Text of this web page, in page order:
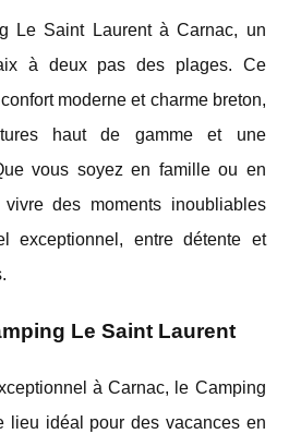
Le Saint Laurent à Carnac, un
à deux pas des plages. Ce
moderne et charme breton,
haut de gamme et une
vous soyez en famille ou en
des moments inoubliables
exceptionnel, entre détente et
Le Saint Laurent
à Carnac, le Camping
lieu idéal pour des vacances en